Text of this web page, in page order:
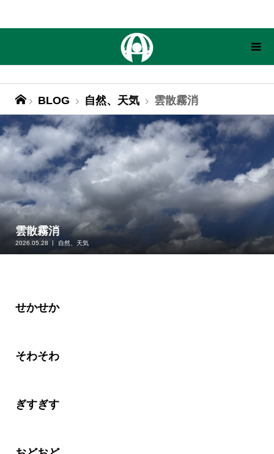
BLOG 自然、天気 雲散霧消
雲散霧消
2026.05.28 自然、天気
せかせか
そわそわ
ぎすぎす